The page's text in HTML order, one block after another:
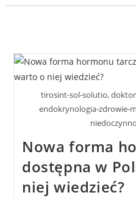
tirosint-sol-solutio,
endokrynologia-zdrowie-
Nowa forma
dostępna w
niej wiedzieć?